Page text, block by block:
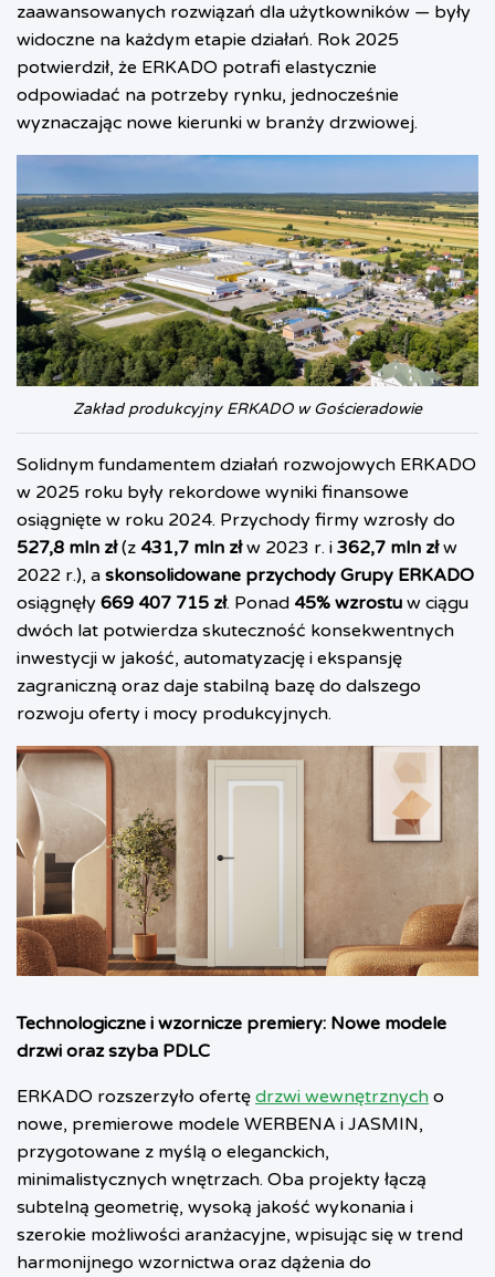
zaawansowanych rozwiązań dla użytkowników — były
widoczne na każdym etapie działań. Rok 2025
potwierdził, że ERKADO potrafi elastycznie
odpowiadać na potrzeby rynku, jednocześnie
wyznaczając nowe kierunki w branży drzwiowej.
Zakład produkcyjny ERKADO w Gościeradowie
Solidnym fundamentem działań rozwojowych ERKADO
w 2025 roku były rekordowe wyniki finansowe
osiągnięte w roku 2024. Przychody firmy wzrosły do
527,8 mln zł(z 431,7 mln złw 2023 r. i 362,7 mln złw
2022 r.), a skonsolidowane przychody Grupy ERKADO
osiągnęły 669 407 715 zł. Ponad 45% wzrostu w ciągu
dwóch lat potwierdza skuteczność konsekwentnych
inwestycji w jakość, automatyzację i ekspansję
zagraniczną oraz daje stabilną bazę do dalszego
rozwoju oferty i mocy produkcyjnych.
Technologiczne i wzornicze premiery: Nowe modele
drzwi oraz szyba PDLC
ERKADO rozszerzyło ofertę drzwi wewnętrznych o
nowe, premierowe modele WERBENA i JASMIN,
przygotowane z myślą o eleganckich,
minimalistycznych wnętrzach. Oba projekty łączą
subtelną geometrię, wysoką jakość wykonania i
szerokie możliwości aranżacyjne, wpisując się w trend
harmonijnego wzornictwa oraz dążenia do